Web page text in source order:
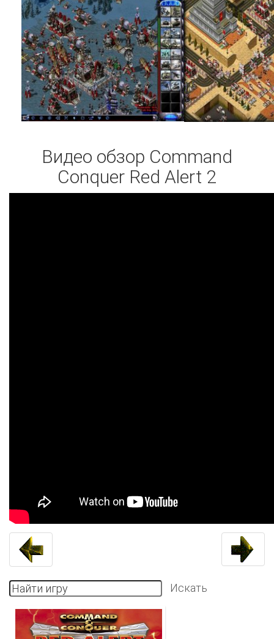
Видео обзор Command
Conquer Red Alert 2